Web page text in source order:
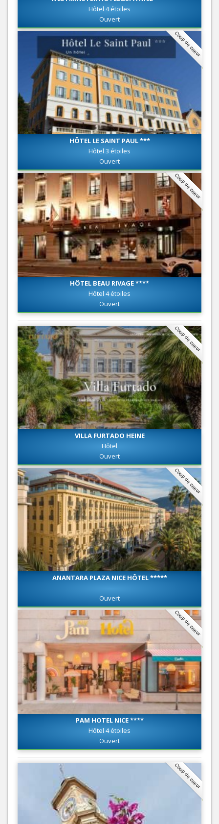
Hôtel 4 étoiles
Ouvert
Coup de coeur
HÔTEL LE SAINT PAUL ***
Hôtel 3 étoiles
Ouvert
Coup de coeur
HÔTEL BEAU RIVAGE ****
Hôtel 4 étoiles
Ouvert
Coup de coeur
VILLA FURTADO HEINE
Hôtel
Ouvert
Coup de coeur
ANANTARA PLAZA NICE HÔTEL *****
Ouvert
Coup de coeur
PAM HOTEL NICE ****
Hôtel 4 étoiles
Ouvert
Coup de coeur